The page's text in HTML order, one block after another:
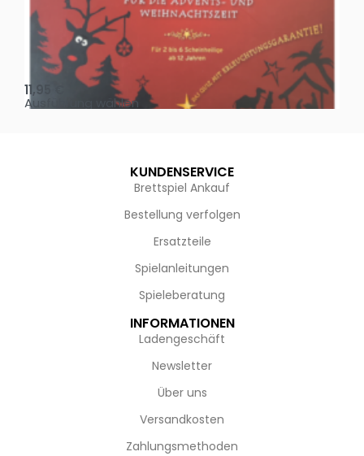
Oh, heilige Nacht!
11,95
Ausführung wählen
KUNDENSERVICE
Brettspiel Ankauf
Bestellung verfolgen
Ersatzteile
Spielanleitungen
Spieleberatung
INFORMATIONEN
Ladengeschäft
Newsletter
Über uns
Versandkosten
Zahlungsmethoden